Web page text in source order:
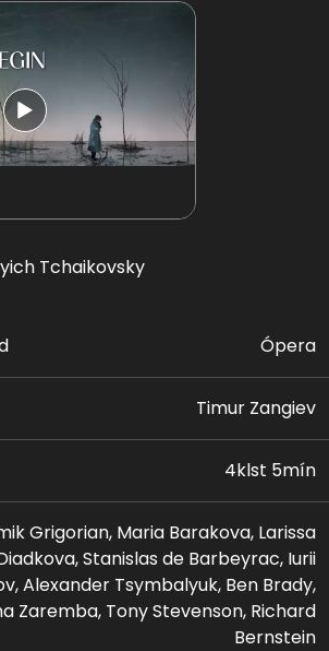
Tchaikovsky
Ópera
Timur Zangiev
4klst 5mín
Grigorian, Maria Barakova, Larissa
Stanislas de Barbeyrac, Iurii
Alexander Tsymbalyuk, Ben Brady,
Zaremba, Tony Stevenson, Richard
Bernstein